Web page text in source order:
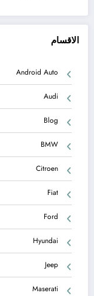
الاقسام
Android Auto
Audi
Blog
BMW
Citroen
Fiat
Ford
Hyundai
Jeep
Maserati